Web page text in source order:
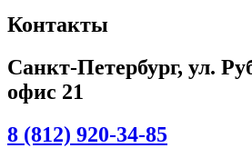
Контакты
Санкт-Петербург, ул.
офис 21
8 (812) 920-34-85